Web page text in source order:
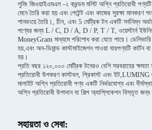
লুমিং জিওয়াইএমএল -২ করন্ডম মলিট অগ্নি প্রতিরোধী
মেনে তৈরি করা হয় এবং পেটেন্ট এবং কাজের সুরক্ষা মানকরণ
শানডংয়ে তৈরি।, চীন, এবং 5 মেট্রিক টন একটি সর্বনিম্ন
পণ্যের জন্য L / C, D / A, D / P, T / T, ওয়েস্টার্ন
MoneyGram মাধ্যমে পরিশোধ করা যেতে পারে।
হয়,এবং অন-ডিমান্ড কাস্টমাইজেশন পাওয়া যায়পণ্যটি কার্টন
হয়।
প্রতি বছর ১২০,০০০ মেট্রিক টনেরও বেশি সরবরাহের
প্রতিরোধী উপকরণ কাস্টবল, প্রিকাস্ট এবং
মালাইট অগ্নি প্রতিরোধী পণ্য একটি নির্ভরযোগ্য এবং
অগ্নি প্রতিরোধী উপাদান যা শিল্প অ্যাপ্লিকেশন বিস্তৃত
সহায়তা ও সেবা: